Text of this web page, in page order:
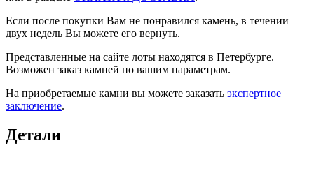
Если после покупки Вам не понравился камень, в течении
двух недель Вы можете его вернуть.
Представленные на сайте лоты находятся в Петербурге.
Возможен заказ камней по вашим параметрам.
На приобретаемые камни вы можете заказать экспертное
заключение.
Детали